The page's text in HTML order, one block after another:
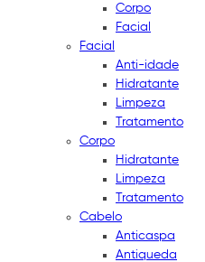
Corpo
Facial
Facial
Anti-idade
Hidratante
Limpeza
Tratamento
Corpo
Hidratante
Limpeza
Tratamento
Cabelo
Anticaspa
Antiqueda